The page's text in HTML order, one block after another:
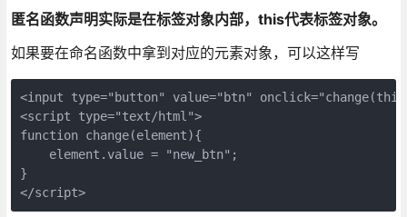
匿名函数声明实际是在标签对象内部，this代表标签对象。
如果要在命名函数中拿到对应的元素对象，可以这样写
<input type="button" value="btn"
<script type="text/html">
function change(element){
    element.value = "new_btn";
}
</script>